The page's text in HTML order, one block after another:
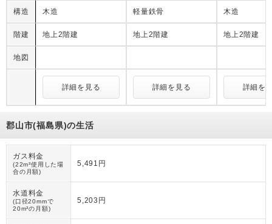
構造 木造 軽量鉄骨 木造
階建 地上2階建 地上2階建 地上2階建
地図
詳細を見る 詳細を見る 詳細を
郡山市(福島県)の生活
ガス料金
(22m³使用した場
合の月額)
5,491円
水道料金
(口径20mmで
20m³の月額)
5,203円